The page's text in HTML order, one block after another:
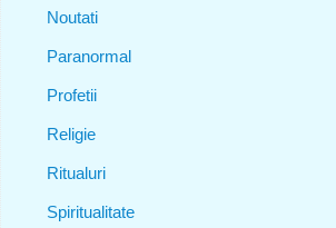
Noutati
Paranormal
Profetii
Religie
Ritualuri
Spiritualitate